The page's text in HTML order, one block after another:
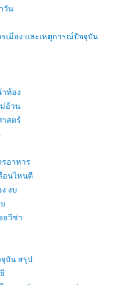
วัน
เมือง และเหตุการณ์ปัจจุบัน
ท้อง
อ้วน
สตร์
อาหาร
อนไหนดี
งบ
อวีซ่า
บัน สรุป